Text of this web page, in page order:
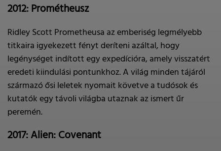
2012: Prométheusz
Ridley Scott Prometheusa az emberiség legmélyebb
titkaira igyekezett fényt deríteni azáltal, hogy
legénységet indított egy expedícióra, amely visszatért
eredeti kiindulási pontunkhoz. A világ minden tájáról
származó ősi leletek nyomait követve a tudósok és
kutatók egy távoli világba utaznak az ismert űr
peremén.
2017: Alien: Covenant